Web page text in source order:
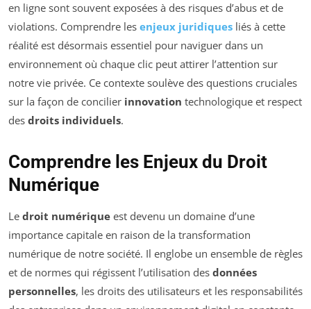
en ligne sont souvent exposées à des risques d’abus et de
violations. Comprendre les enjeux juridiques liés à cette
réalité est désormais essentiel pour naviguer dans un
environnement où chaque clic peut attirer l’attention sur
notre vie privée. Ce contexte soulève des questions cruciales
sur la façon de concilier innovation technologique et respect
des droits individuels.
Comprendre les Enjeux du Droit
Numérique
Le droit numérique est devenu un domaine d’une
importance capitale en raison de la transformation
numérique de notre société. Il englobe un ensemble de règles
et de normes qui régissent l’utilisation des données
personnelles, les droits des utilisateurs et les responsabilités